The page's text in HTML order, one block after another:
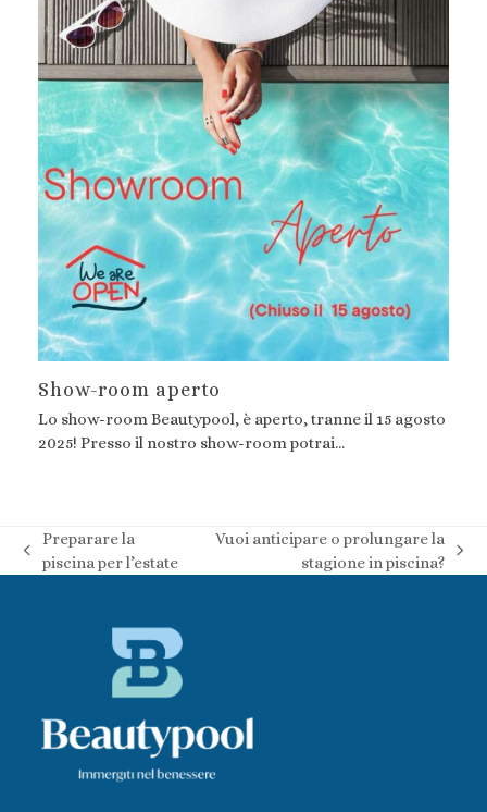
Show-room aperto
Lo show-room Beautypool, è aperto, tranne il 15 agosto
2025! Presso il nostro show-room potrai…
post
Preparare la
piscina per l’estate
Vuoi anticipare o prolungare la
stagione in piscina?